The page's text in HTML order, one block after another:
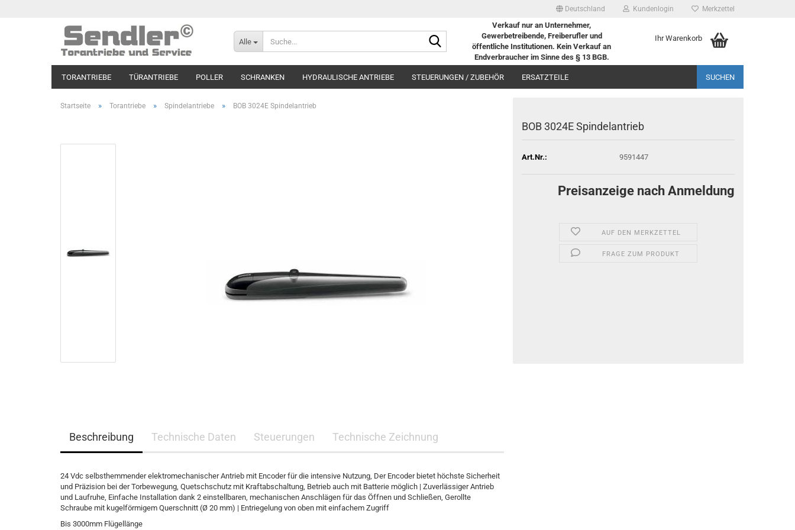
Deutschland Kundenlogin Merkzettel
Alle
Verkauf nur an Unternehmer,
Gewerbetreibende, Freiberufler und
öffentliche Institutionen. Kein Verkauf an
Endverbraucher im Sinne des § 13 BGB.
Ihr Warenkorb
TORANTRIEBE TÜRANTRIEBE POLLER SCHRANKEN HYDRAULISCHE ANTRIEBE STEUERUNGEN / ZUBEHÖR ERSATZTEILE SUCHEN
Startseite » Torantriebe » Spindelantriebe » BOB 3024E Spindelantrieb
BOB 3024E Spin­del­an­trieb
Art.Nr.: 9591447
Preisanzeige nach Anmeldung
AUF DEN MERKZETTEL
FRAGE ZUM PRODUKT
Beschreibung Technische Daten Steuerungen Technische Zeichnung
24 Vdc selbsthemmender elektromechanischer Antrieb mit Encoder für die intensive Nutzung, Der Encoder bietet höchste Sicherheit
und Präzision bei der Torbewegung, Quetschschutz mit Kraftabschaltung, Betrieb auch mit Batterie möglich | Zuverlässiger Antrieb
und Laufruhe, Einfache Installation dank 2 einstellbaren, mechanischen Anschlägen für das Öffnen und Schließen, Gerollte
Schraube mit kugelförmigem Querschnitt (Ø 20 mm) | Entriegelung von oben mit einfachem Zugriff
Bis 3000mm Flügellänge